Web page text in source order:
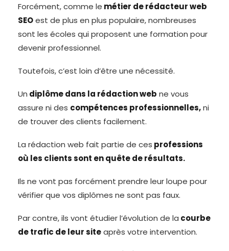
Forcément, comme le métier de rédacteur web
SEOest de plus en plus populaire, nombreuses
sont les écoles qui proposent une formation pour
devenir professionnel.
Toutefois, c’est loin d’être une nécessité.
Un diplôme dans la rédaction web ne vous
assure ni des compétences professionnelles,ni
de trouver des clients facilement.
La rédaction web fait partie de ces professions
où les clients sont en quête de résultats.
Ils ne vont pas forcément prendre leur loupe pour
vérifier que vos diplômes ne sont pas faux.
Par contre, ils vont étudier l’évolution de la courbe
de trafic de leur siteaprès votre intervention.